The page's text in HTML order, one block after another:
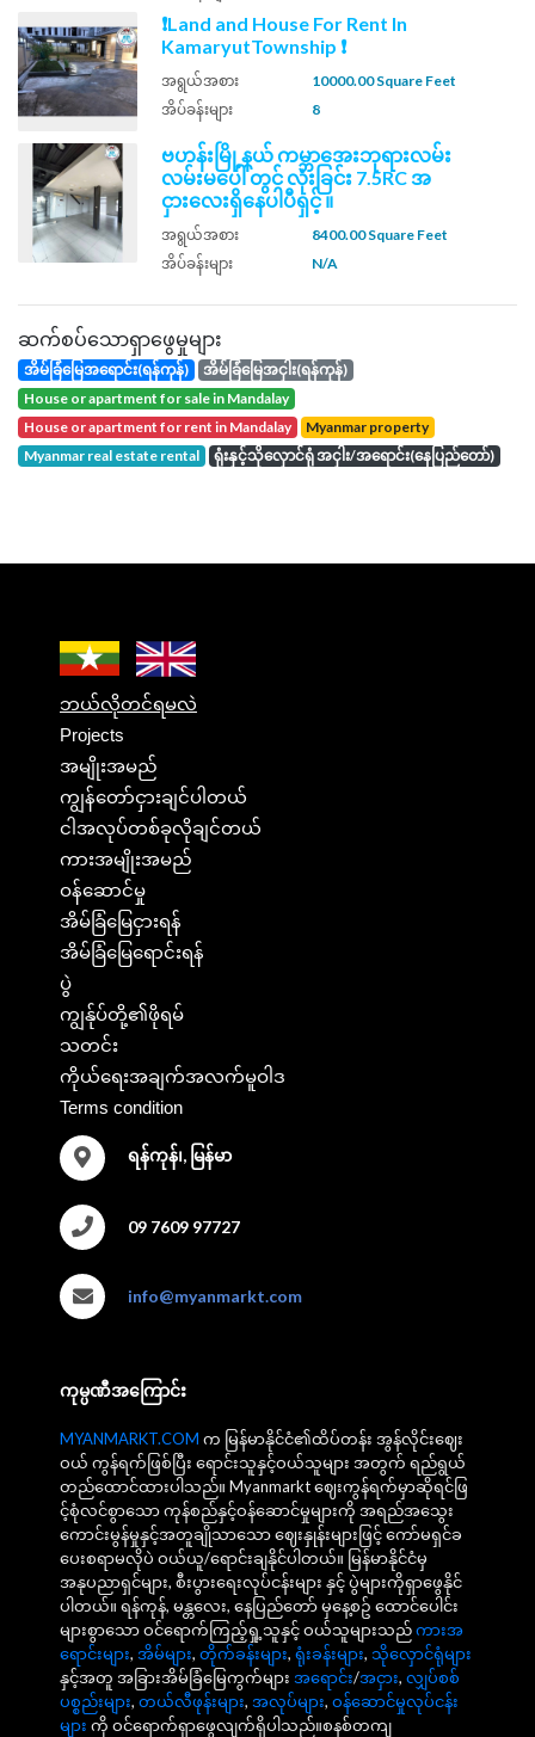
❗Land and House For Rent In
KamaryutTownship ❗
အရွယ်အစား
10000.00 Square Feet
အိပ်ခန်းများ
8
ဗဟန်းမြို့နယ် ကမ္ဘာ​အေးဘုရားလမ်း
လမ်းမပေါ် တွင် လုံးခြင်း 7.5RC အ
ငှားလေးရှိနေပါပီရှင့် ။
အရွယ်အစား
8400.00 Square Feet
အိပ်ခန်းများ
N/A
ဆက်စပ်သောရှာဖွေမှုများ
အိမ်ခြံမြေအရောင်း(ရန်ကုန်)
အိမ်ခြံမြေအငှါး(ရန်ကုန်)
house or apartment for sale in Mandalay
house or apartment for rent in Mandalay
Myanmar property
Myanmar real estate rental
ရုံးနှင့်သိုလှောင်ရုံ အငှါး/အရောင်း(နေပြည်တော်)
ဘယ်လိုတင်ရမလဲ
Projects
အမျိုးအမည်
ကျွန်တော်ငှားချင်ပါတယ်
ငါအလုပ်တစ်ခုလိုချင်တယ်
ကားအမျိုးအမည်
ဝန်ဆောင်မှု
အိမ်ခြံမြေငှားရန်
အိမ်ခြံမြေရောင်းရန်
ပွဲ
ကျွန်ုပ်တို့၏ဖိုရမ်
သတင်း
ကိုယ်ရေးအချက်အလက်မူဝါဒ
Terms condition
ရန်ကုန်၊, မြန်မာ
09 7609 97727
info@myanmarkt.com
ကုမ္ပဏီအကြောင်း
MYANMARKT.COM က မြန်မာနိုင်ငံ၏ထိပ်တန်း အွန်လိုင်းဈေး
ဝယ် ကွန်ရက်ဖြစ်ပြီး ရောင်းသူနှင့်ဝယ်သူများ အတွက် ရည်ရွယ်
တည်ထောင်ထားပါသည်။ Myanmarkt ဈေးကွန်ရက်မှာဆိုရင်ဖြ
င့်စုံလင်စွာသော ကုန်စည်နှင့်ဝန်ဆောင်မှုများကို အရည်အသွေး
ကောင်းမွန်မှုနှင့်အတူချိုသာသော ဈေးနှုန်းများဖြင့် ကော်မရှင်ခ
ပေးစရာမလိုပဲ ဝယ်ယူ/ရောင်းချနိုင်ပါတယ်။ မြန်မာနိုင်ငံမှ
အနုပညာရှင်များ, စီးပွားရေးလုပ်ငန်းများ နှင့် ပွဲများကိုရှာဖွေနိုင်
ပါတယ်။ ရန်ကုန်, မန္တလေး, နေပြည်တော် မှနေ့စဥ် ထောင်ပေါင်း
များစွာသော ဝင်ရောက်ကြည့်ရှု့သူနှင့် ဝယ်သူများသည်ကားအ
ရောင်းများ, အိမ်များ, တိုက်ခန်းများ, ရုံးခန်းများ, သိုလှောင်ရုံများ
နှင့်အတူ အခြားအိမ်ခြံမြေကွက်များ အရောင်း/အငှား, လျှပ်စစ်
ပစ္စည်းများ, တယ်လီဖုန်းများ, အလုပ်များ, ဝန်ဆောင်မှုလုပ်ငန်း
များ ကို ဝင်ရောက်ရှာဖွေလျက်ရှိပါသည်။စနစ်တကျ